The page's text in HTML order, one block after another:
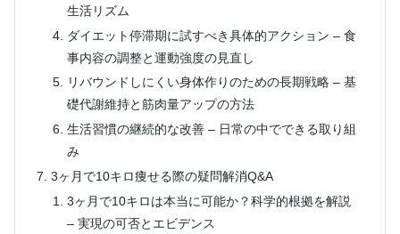
生活リズム
ダイエット停滞期に試すべき具体的アクション – 食
事内容の調整と運動強度の見直し
リバウンドしにくい身体作りのための長期戦略 – 基
礎代謝維持と筋肉量アップの方法
生活習慣の継続的な改善 – 日常の中でできる取り組
み
3ヶ月で10キロ痩せる際の疑問解消Q&A
3ヶ月で10キロは本当に可能か？科学的根拠を解説
– 実現の可否とエビデンス